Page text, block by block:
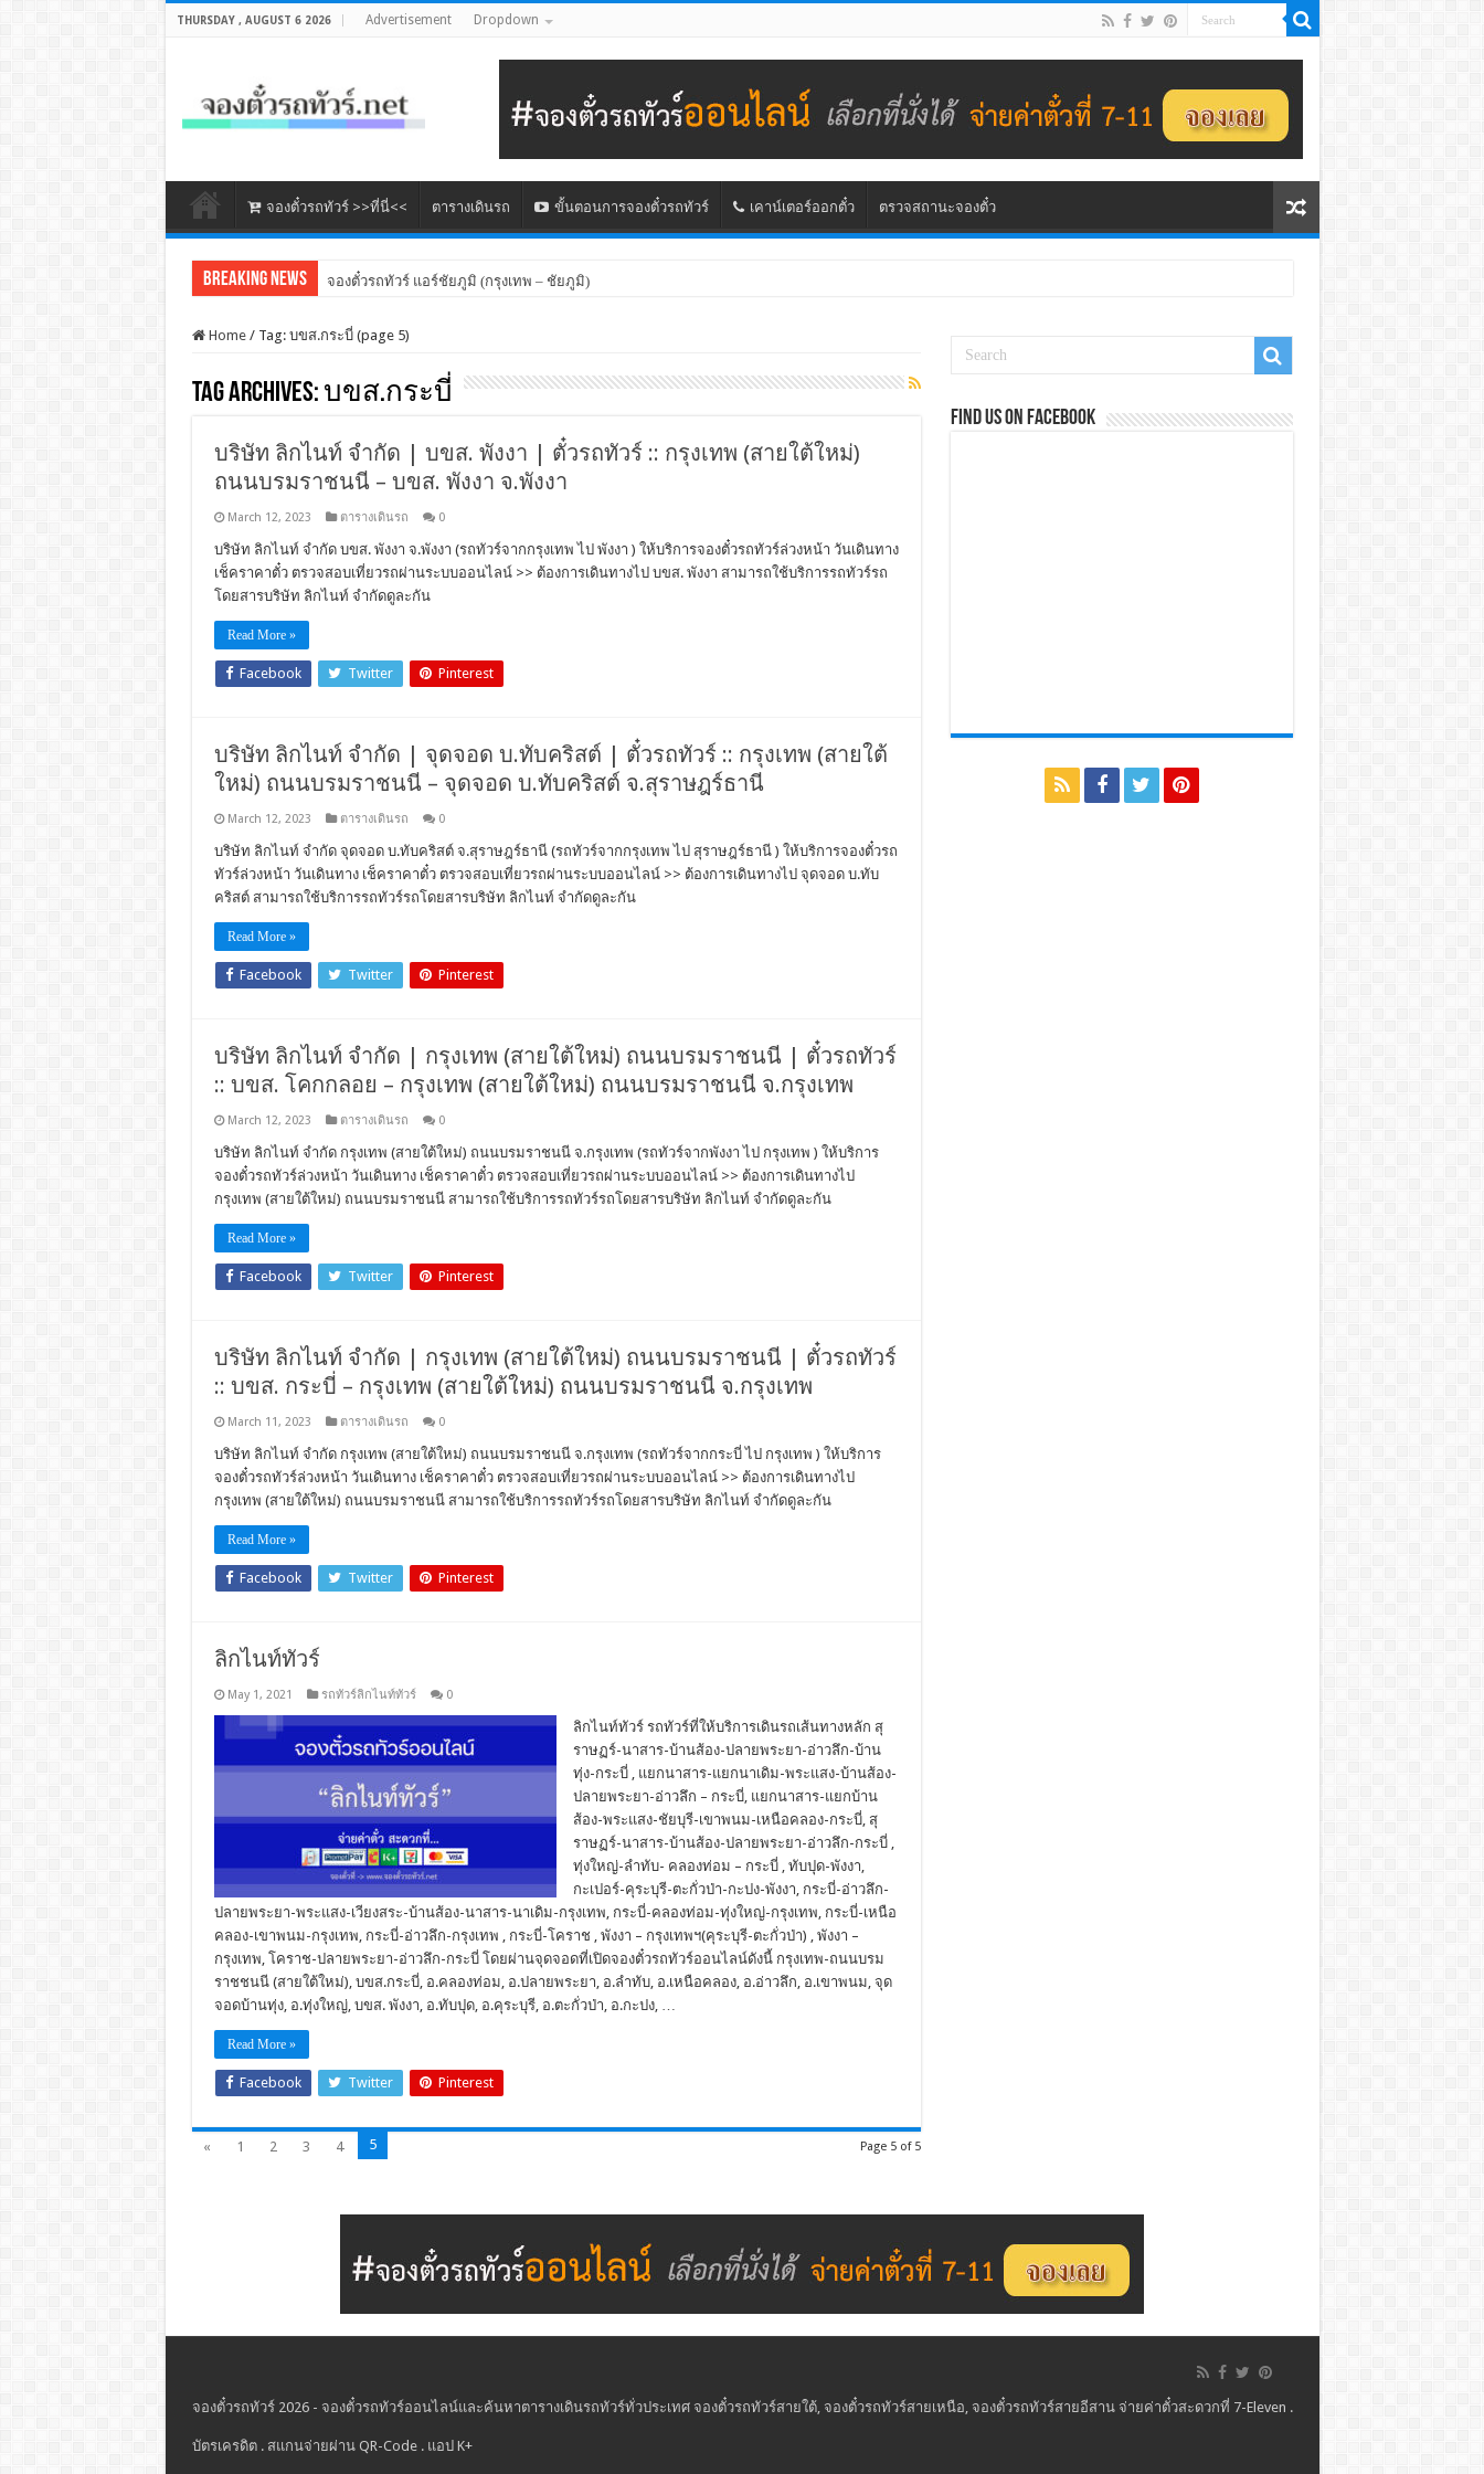
THURSDAY , AUGUST 6 2026 Advertisement Dropdown
จองตั๋วรถทัวร์ >>ที่นี่<< ตารางเดินรถ ขั้นตอนการจองตั๋วรถทัวร์ เคาน์เตอร์ออกตั๋ว ตรวจสถานะจองตั๋ว
Breaking News จองตั๋วรถทัวร์ แอร์ชัยภูมิ (กรุงเทพ – ชัยภูมิ)
Home / Tag: บขส.กระบี่(page 5)
Tag Archives: บขส.กระบี่
บริษัท ลิกไนท์ จำกัด | บขส. พังงา | ตั๋วรถทัวร์ :: กรุงเทพ (สายใต้ใหม่)
ถนนบรมราชนนี – บขส. พังงา จ.พังงา
March 12, 2023 ตารางเดินรถ 0
บริษัท ลิกไนท์ จำกัด บขส. พังงา จ.พังงา (รถทัวร์จากกรุงเทพ ไป พังงา ) ให้บริการจองตั๋วรถทัวร์ล่วงหน้า วันเดินทาง
เช็คราคาตั๋ว ตรวจสอบเที่ยวรถผ่านระบบออนไลน์ >> ต้องการเดินทางไป บขส. พังงา สามารถใช้บริการรถทัวร์รถ
โดยสารบริษัท ลิกไนท์ จำกัดดูละกัน
Read More »
Facebook Twitter Pinterest
บริษัท ลิกไนท์ จำกัด | จุดจอด บ.ทับคริสต์ | ตั๋วรถทัวร์ :: กรุงเทพ (สายใต้
ใหม่) ถนนบรมราชนนี – จุดจอด บ.ทับคริสต์ จ.สุราษฎร์ธานี
March 12, 2023 ตารางเดินรถ 0
บริษัท ลิกไนท์ จำกัด จุดจอด บ.ทับคริสต์ จ.สุราษฎร์ธานี (รถทัวร์จากกรุงเทพ ไป สุราษฎร์ธานี ) ให้บริการจองตั๋วรถ
ทัวร์ล่วงหน้า วันเดินทาง เช็คราคาตั๋ว ตรวจสอบเที่ยวรถผ่านระบบออนไลน์ >> ต้องการเดินทางไป จุดจอด บ.ทับ
คริสต์ สามารถใช้บริการรถทัวร์รถโดยสารบริษัท ลิกไนท์ จำกัดดูละกัน
Read More »
Facebook Twitter Pinterest
บริษัท ลิกไนท์ จำกัด | กรุงเทพ (สายใต้ใหม่) ถนนบรมราชนนี | ตั๋วรถทัวร์
:: บขส. โคกกลอย – กรุงเทพ (สายใต้ใหม่) ถนนบรมราชนนี จ.กรุงเทพ
March 12, 2023 ตารางเดินรถ 0
บริษัท ลิกไนท์ จำกัด กรุงเทพ (สายใต้ใหม่) ถนนบรมราชนนี จ.กรุงเทพ (รถทัวร์จากพังงา ไป กรุงเทพ ) ให้บริการ
จองตั๋วรถทัวร์ล่วงหน้า วันเดินทาง เช็คราคาตั๋ว ตรวจสอบเที่ยวรถผ่านระบบออนไลน์ >> ต้องการเดินทางไป
กรุงเทพ (สายใต้ใหม่) ถนนบรมราชนนี สามารถใช้บริการรถทัวร์รถโดยสารบริษัท ลิกไนท์ จำกัดดูละกัน
Read More »
Facebook Twitter Pinterest
บริษัท ลิกไนท์ จำกัด | กรุงเทพ (สายใต้ใหม่) ถนนบรมราชนนี | ตั๋วรถทัวร์
:: บขส. กระบี่ – กรุงเทพ (สายใต้ใหม่) ถนนบรมราชนนี จ.กรุงเทพ
March 11, 2023 ตารางเดินรถ 0
บริษัท ลิกไนท์ จำกัด กรุงเทพ (สายใต้ใหม่) ถนนบรมราชนนี จ.กรุงเทพ (รถทัวร์จากกระบี่ ไป กรุงเทพ ) ให้บริการ
จองตั๋วรถทัวร์ล่วงหน้า วันเดินทาง เช็คราคาตั๋ว ตรวจสอบเที่ยวรถผ่านระบบออนไลน์ >> ต้องการเดินทางไป
กรุงเทพ (สายใต้ใหม่) ถนนบรมราชนนี สามารถใช้บริการรถทัวร์รถโดยสารบริษัท ลิกไนท์ จำกัดดูละกัน
Read More »
Facebook Twitter Pinterest
ลิกไนท์ทัวร์
May 1, 2021 รถทัวร์ลิกไนท์ทัวร์ 0
ลิกไนท์ทัวร์ รถทัวร์ที่ให้บริการเดินรถเส้นทางหลัก สุ
ราษฏร์-นาสาร-บ้านส้อง-ปลายพระยา-อ่าวลึก-บ้าน
ทุ่ง-กระบี่ , แยกนาสาร-แยกนาเดิม-พระแสง-บ้านส้อง-
ปลายพระยา-อ่าวลึก – กระบี่, แยกนาสาร-แยกบ้าน
ส้อง-พระแสง-ชัยบุรี-เขาพนม-เหนือคลอง-กระบี่, สุ
ราษฏร์-นาสาร-บ้านส้อง-ปลายพระยา-อ่าวลึก-กระบี่ ,
ทุ่งใหญ่-ลำทับ- คลองท่อม – กระบี่ , ทับปุด-พังงา,
กะเปอร์-คุระบุรี-ตะกั่วป่า-กะปง-พังงา, กระบี่-อ่าวลึก-
ปลายพระยา-พระแสง-เวียงสระ-บ้านส้อง-นาสาร-นาเดิม-กรุงเทพ, กระบี่-คลองท่อม-ทุ่งใหญ่-กรุงเทพ, กระบี่-เหนือ
คลอง-เขาพนม-กรุงเทพ, กระบี่-อ่าวลึก-กรุงเทพ , กระบี่-โคราช , พังงา – กรุงเทพฯ(คุระบุรี-ตะกั่วป่า) , พังงา –
กรุงเทพ, โคราช-ปลายพระยา-อ่าวลึก-กระบี่ โดยผ่านจุดจอดที่เปิดจองตั๋วรถทัวร์ออนไลน์ดังนี้ กรุงเทพ-ถนนบรม
ราชชนนี (สายใต้ใหม่), บขส.กระบี่, อ.คลองท่อม, อ.ปลายพระยา, อ.ลำทับ, อ.เหนือคลอง, อ.อ่าวลึก, อ.เขาพนม, จุด
จอดบ้านทุ่ง, อ.ทุ่งใหญ่, บขส. พังงา, อ.ทับปุด, อ.คุระบุรี, อ.ตะกั่วป่า, อ.กะปง, …
Read More »
Facebook Twitter Pinterest
Page 5 of 5
« 1 2 3 4 5
Find us on Facebook
จองตั๋วรถทัวร์ 2026 - จองตั๋วรถทัวร์ออนไลน์และค้นหาตารางเดินรถทัวร์ทั่วประเทศ จองตั๋วรถทัวร์สายใต้, จองตั๋วรถทัวร์สายเหนือ, จองตั๋วรถทัวร์สายอีสาน จ่ายค่าตั๋วสะดวกที่ 7-Eleven .
บัตรเครดิต . สแกนจ่ายผ่าน QR-Code . แอป K+